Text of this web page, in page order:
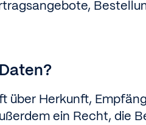
über Herkunft,
ein Recht, die